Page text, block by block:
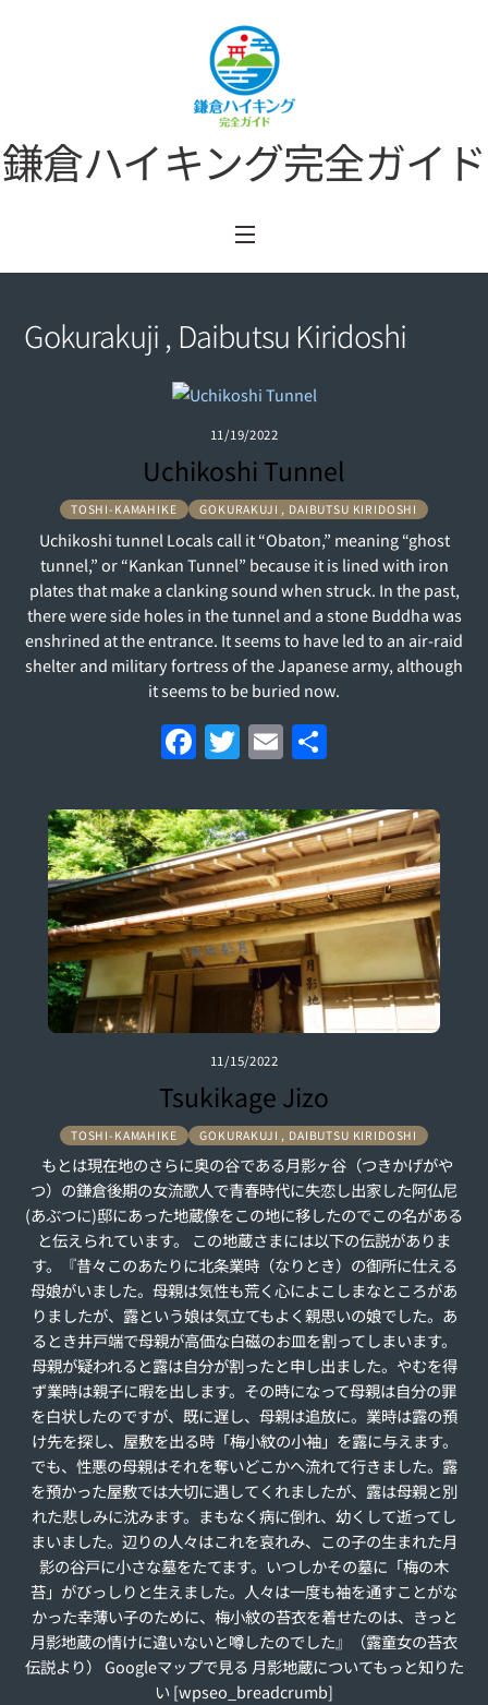
鎌倉ハイキング完全ガイド
Menu
Gokurakuji , Daibutsu Kiridoshi
11/19/2022
Uchikoshi Tunnel
TOSHI-KAMAHIKE GOKURAKUJI , DAIBUTSU KIRIDOSHI
Uchikoshi tunnel Locals call it “Obaton,” meaning “ghost
tunnel,” or “Kankan Tunnel” because it is lined with iron
plates that make a clanking sound when struck. In the past,
there were side holes in the tunnel and a stone Buddha was
enshrined at the entrance. It seems to have led to an air-raid
shelter and military fortress of the Japanese army, although
it seems to be buried now.
F
a
c
e
b
o
o
k
T
w
itt
er
E
m
ai
l
ar
e
11/15/2022
Tsukikage Jizo
TOSHI-KAMAHIKE GOKURAKUJI , DAIBUTSU KIRIDOSHI
もとは現在地のさらに奥の谷である月影ヶ谷（つきかげがや
つ）の鎌倉後期の女流歌人で青春時代に失恋し出家した阿仏尼
(あぶつに)邸にあった地蔵像をこの地に移したのでこの名がある
と伝えられています。 この地蔵さまには以下の伝説がありま
す。『昔々このあたりに北条業時（なりとき）の御所に仕える
母娘がいました。母親は気性も荒く心によこしまなところがあ
りましたが、露という娘は気立てもよく親思いの娘でした。あ
るとき井戸端で母親が高価な白磁のお皿を割ってしまいます。
母親が疑われると露は自分が割ったと申し出ました。やむを得
ず業時は親子に暇を出します。その時になって母親は自分の罪
を白状したのですが、既に遅し、母親は追放に。業時は露の預
け先を探し、屋敷を出る時「梅小紋の小袖」を露に与えます。
でも、性悪の母親はそれを奪いどこかへ流れて行きました。露
を預かった屋敷では大切に遇してくれましたが、露は母親と別
れた悲しみに沈みます。まもなく病に倒れ、幼くして逝ってし
まいました。辺りの人々はこれを哀れみ、この子の生まれた月
影の谷戸に小さな墓をたてます。いつしかその墓に「梅の木
苔」がびっしりと生えました。人々は一度も袖を通すことがな
かった幸薄い子のために、梅小紋の苔衣を着せたのは、きっと
月影地蔵の情けに違いないと噂したのでした』（露童女の苔衣
伝説より） Googleマップで見る 月影地蔵についてもっと知りた
い [wpseo_breadcrumb]